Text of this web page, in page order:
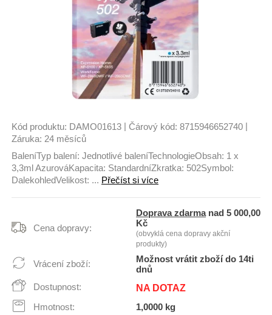
Kód produktu: DAMO01613 Čárový kód: 8715946652740
Záruka: 24 měsíců
BaleníTyp balení: Jednotlivé baleníTechnologieObsah: 1 x
3,3ml AzurováKapacita: StandardníZkratka: 502Symbol:
DalekohledVelikost: ... Přečíst si více
Cena dopravy:
Doprava zdarmanad 5 000,00
Kč
(obvyklá cena dopravy akční
produkty)
Vrácení zboží:
Možnost vrátit zboží do 14ti
dnů
Dostupnost:
NA DOTAZ
Hmotnost: 1,0000 kg